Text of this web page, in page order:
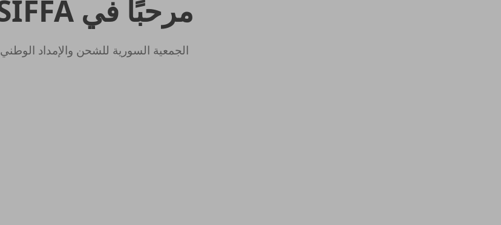
مرحبًا في SIFFA
الجمعية السورية للشحن والإمداد الوطني